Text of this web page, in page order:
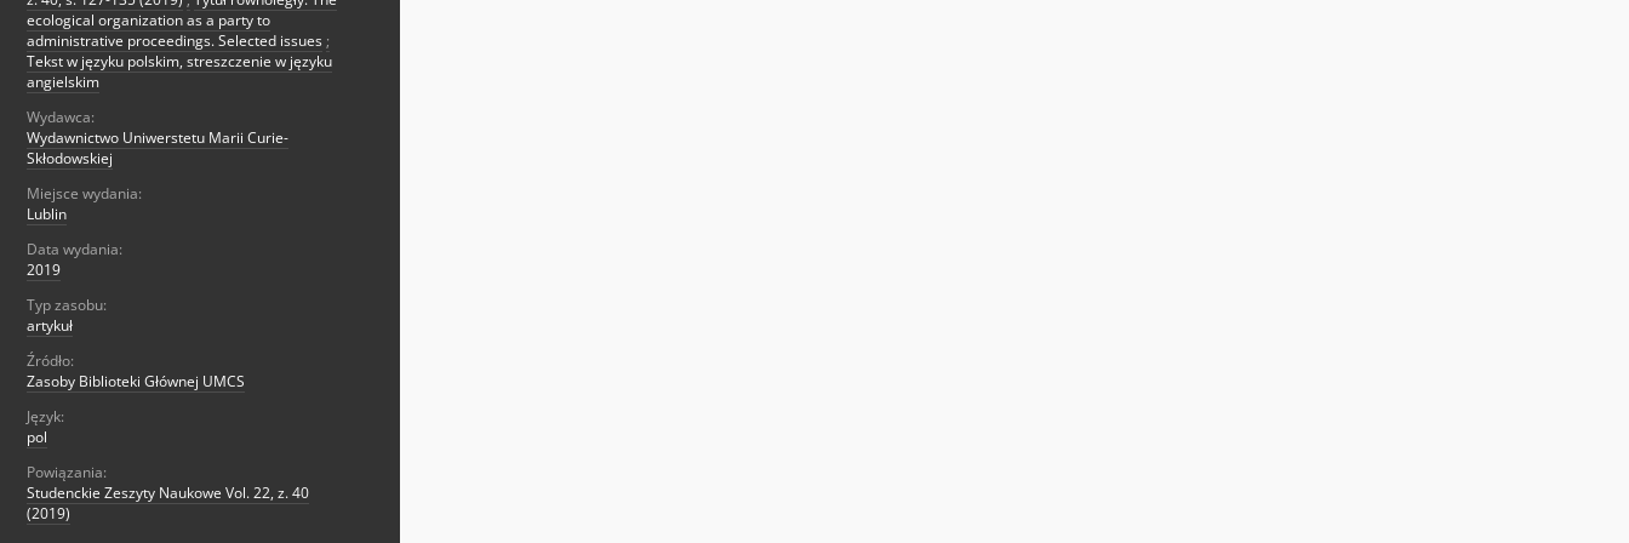
ecological organization as a party to
administrative proceedings. Selected issues ;
Tekst w języku polskim, streszczenie w języku
angielskim
Wydawca:
Wydawnictwo Uniwerstetu Marii Curie-
Skłodowskiej
Miejsce wydania:
Lublin
Data wydania:
2019
Typ zasobu:
artykuł
Źródło:
Zasoby Biblioteki Głównej UMCS
Język:
pol
Powiązania:
Studenckie Zeszyty Naukowe Vol. 22, z. 40
(2019)